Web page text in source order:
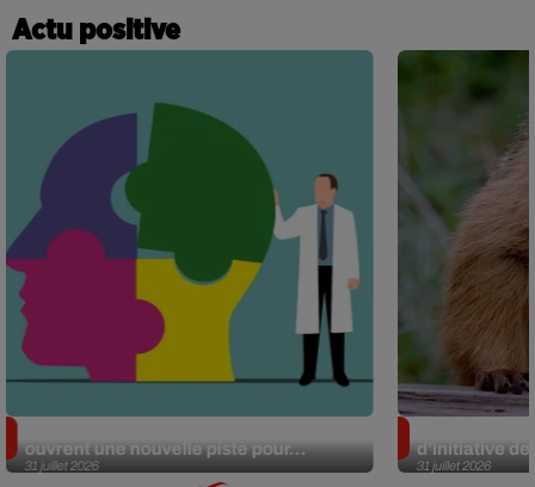
Actu positive
31 juillet 2026
ouvrent une nouvelle piste pour...
31 juillet 2026
d’initiative